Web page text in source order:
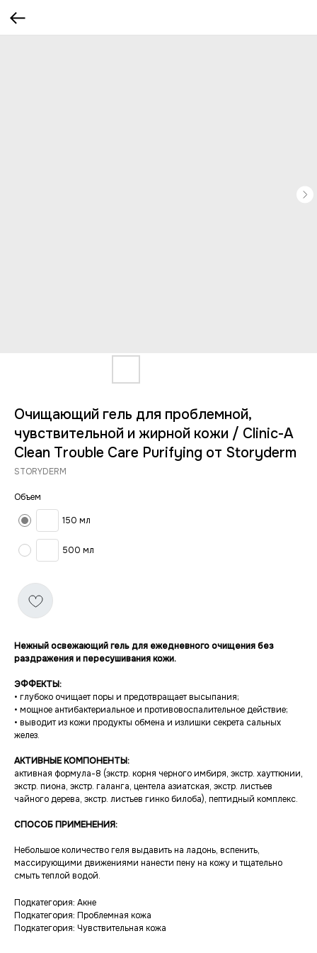
Очищающий гель для проблемной,
чувствительной и жирной кожи / Clinic-A
Clean Trouble Care Purifying от Storyderm
STORYDERM
Объем
150 мл
500 мл
Нежный освежающий гель для ежедневного очищения без
раздражения и пересушивания кожи.
ЭФФЕКТЫ:
• глубоко очищает поры и предотвращает высыпания;
• мощное антибактериальное и противовоспалительное действие;
• выводит из кожи продукты обмена и излишки секрета сальных
желез.
АКТИВНЫЕ КОМПОНЕНТЫ:
активная формула-8 (экстр. корня черного имбиря, экстр. хауттюнии,
экстр. пиона, экстр. галанга, центела азиатская, экстр. листьев
чайного дерева, экстр. листьев гинко билоба), пептидный комплекс.
СПОСОБ ПРИМЕНЕНИЯ:
Небольшое количество геля выдавить на ладонь, вспенить,
массирующими движениями нанести пену на кожу и тщательно
смыть теплой водой.
Подкатегория: Акне
Подкатегория: Проблемная кожа
Подкатегория: Чувствительная кожа